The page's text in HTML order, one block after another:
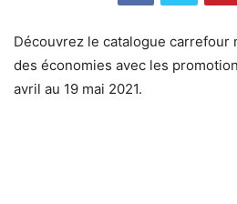
Découvrez le catalogue carrefour
des économies avec les
avril au 19 mai 2021.